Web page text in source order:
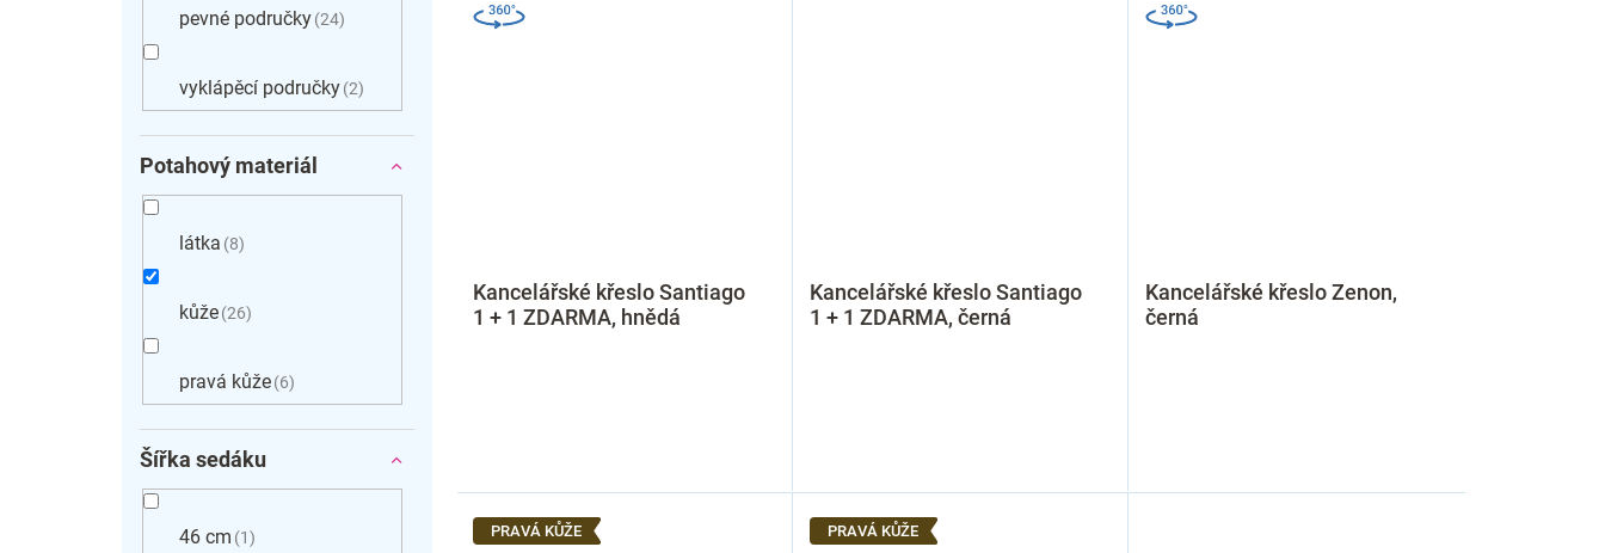
pevné područky 24
vyklápěcí područky 2
Potahový materiál
látka 8
kůže 26
pravá kůže 6
Šířka sedáku
46 cm 1
Kancelářské křeslo Santiago
1 + 1 ZDARMA, hnědá
Kancelářské křeslo Santiago
1 + 1 ZDARMA, černá
Kancelářské křeslo Zenon,
černá
PRAVÁ KŮŽE PRAVÁ KŮŽE